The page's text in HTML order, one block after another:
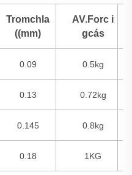
Tromchla
((mm)
AV.Forc i
gcás
0.09 0.5kg
0.13 0.72kg
0.145 0.8kg
0.18 1KG